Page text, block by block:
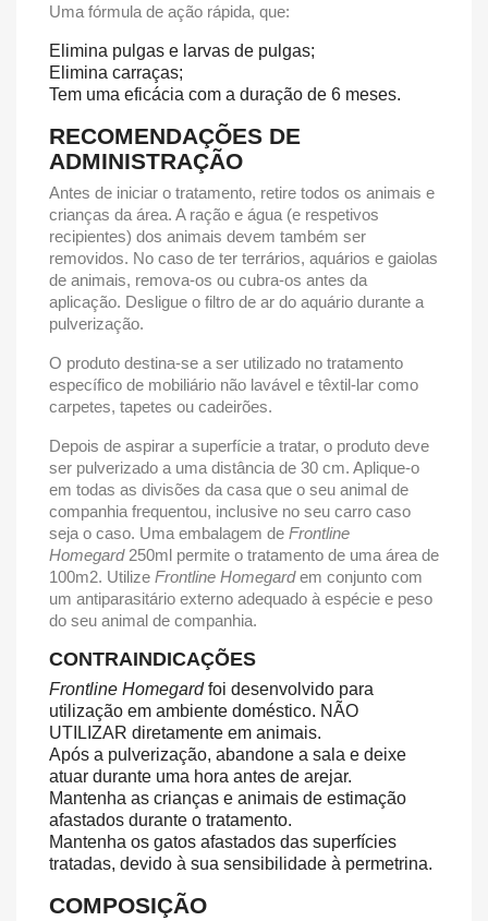
Uma fórmula de ação rápida, que:
Elimina pulgas e larvas de pulgas;
Elimina carraças;
Tem uma eficácia com a duração de 6 meses.
RECOMENDAÇÕES DE
ADMINISTRAÇÃO
Antes de iniciar o tratamento, retire todos os animais e
crianças da área. A ração e água (e respetivos
recipientes) dos animais devem também ser
removidos. No caso de ter terrários, aquários e gaiolas
de animais, remova-os ou cubra-os antes da
aplicação. Desligue o filtro de ar do aquário durante a
pulverização.
O produto destina-se a ser utilizado no tratamento
específico de mobiliário não lavável e têxtil-lar como
carpetes, tapetes ou cadeirões.
Depois de aspirar a superfície a tratar, o produto deve
ser pulverizado a uma distância de 30 cm. Aplique-o
em todas as divisões da casa que o seu animal de
companhia frequentou, inclusive no seu carro caso
seja o caso. Uma embalagem de Frontline
Homegard250ml permite o tratamento de uma área de
100m2. Utilize Frontline Homegardem conjunto com
um antiparasitário externo adequado à espécie e peso
do seu animal de companhia.
CONTRAINDICAÇÕES
Frontline Homegardfoi desenvolvido para
utilização em ambiente doméstico. NÃO
UTILIZAR diretamente em animais.
Após a pulverização, abandone a sala e deixe
atuar durante uma hora antes de arejar.
Mantenha as crianças e animais de estimação
afastados durante o tratamento.
Mantenha os gatos afastados das superfícies
tratadas, devido à sua sensibilidade à permetrina.
COMPOSIÇÃO